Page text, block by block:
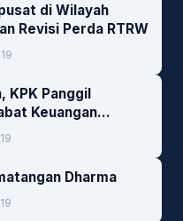
di Wilayah
Revisi Perda RTRW
KPK Panggil
Keuangan
Dharma